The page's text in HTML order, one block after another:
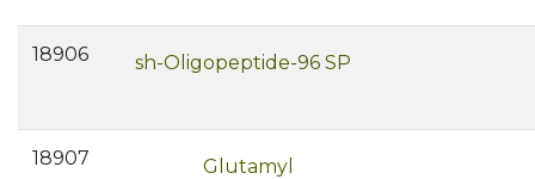
18906 sh-Oligopeptide-96 SP
18907
Glutamyl